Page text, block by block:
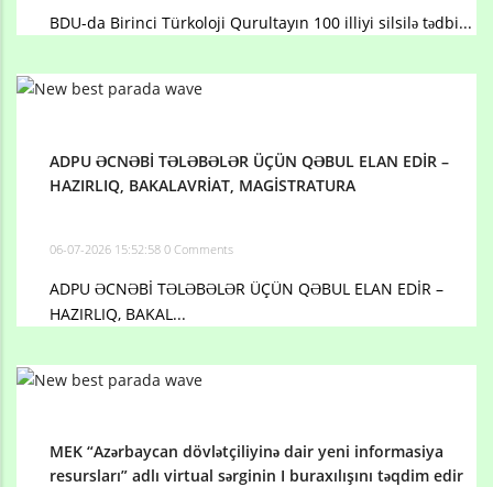
BDU-da Birinci Türkoloji Qurultayın 100 illiyi silsilə tədbi...
ADPU ƏCNƏBİ TƏLƏBƏLƏR ÜÇÜN QƏBUL ELAN EDİR –
HAZIRLIQ, BAKALAVRİAT, MAGİSTRATURA
06-07-2026 15:52:58 0 Comments
ADPU ƏCNƏBİ TƏLƏBƏLƏR ÜÇÜN QƏBUL ELAN EDİR –
HAZIRLIQ, BAKAL...
MEK “Azərbaycan dövlətçiliyinə dair yeni informasiya
resursları” adlı virtual sərginin I buraxılışını təqdim edir